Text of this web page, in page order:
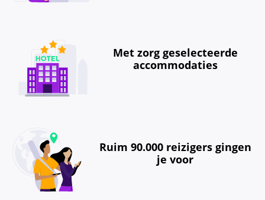
Met zorg geselecteerde
accommodaties
Ruim 90.000 reizigers gingen
je voor